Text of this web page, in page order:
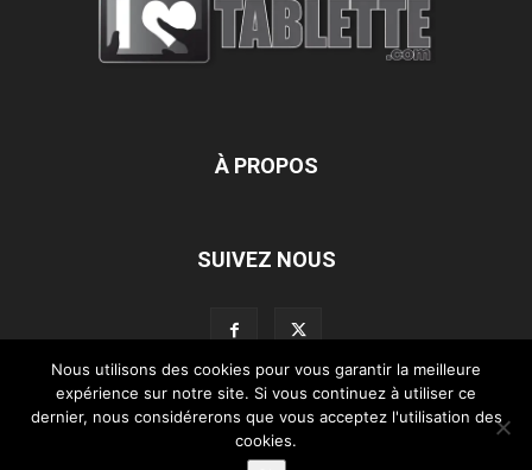
À PROPOS
SUIVEZ NOUS
L’équipe d’iLoveTablette.com Contactez-nous
Nos partenaires
Mentions légales
Nous utilisons des cookies pour vous garantir la meilleure
expérience sur notre site. Si vous continuez à utiliser ce
dernier, nous considérerons que vous acceptez l'utilisation des
cookies.